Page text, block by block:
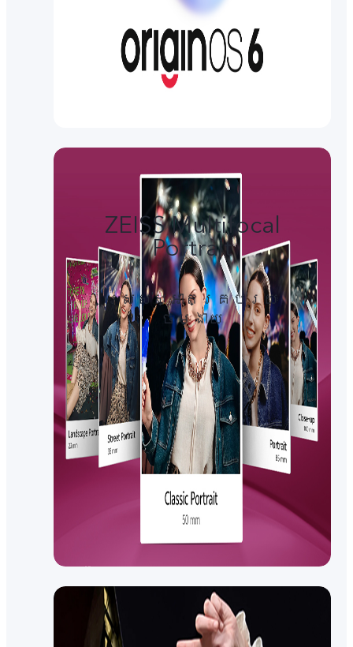
ZEISS Multifocal
Portrait
ស្រស់ស្អាតគ្រប់រយៈ​
ចម្ងាយ